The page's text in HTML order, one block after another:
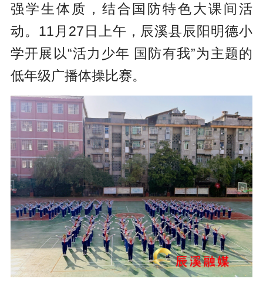
强学生体质，结合国防特色大课间活
动。11月27日上午，辰溪县辰阳明德小
学开展以“活力少年 国防有我”为主题的
低年级广播体操比赛。